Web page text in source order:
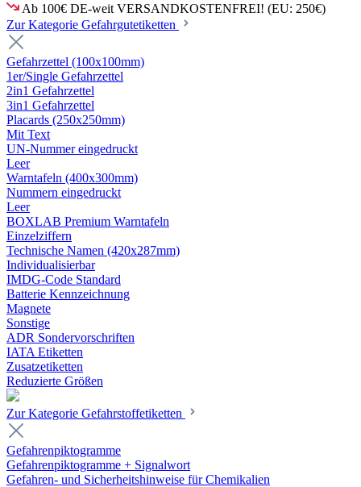
Ab 100€ DE-weit VERSANDKOSTENFREI! (EU: 250€)
Zur Kategorie Gefahrgutetiketten
Gefahrzettel (100x100mm)
1er/Single Gefahrzettel
2in1 Gefahrzettel
3in1 Gefahrzettel
Placards (250x250mm)
Mit Text
UN-Nummer eingedruckt
Leer
Warntafeln (400x300mm)
Nummern eingedruckt
Leer
BOXLAB Premium Warntafeln
Einzelziffern
Technische Namen (420x287mm)
Individualisierbar
IMDG-Code Standard
Batterie Kennzeichnung
Magnete
Sonstige
ADR Sondervorschriften
IATA Etiketten
Zusatzetiketten
Reduzierte Größen
Zur Kategorie Gefahrstoffetiketten
Gefahrenpiktogramme
Gefahrenpiktogramme + Signalwort
Gefahren- und Sicherheitshinweise für Chemikalien